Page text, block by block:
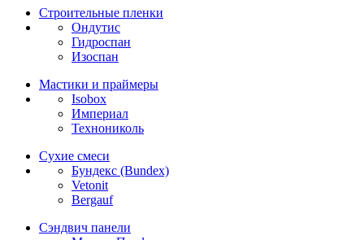
Строительные пленки
Ондутис
Гидроспан
Изоспан
Мастики и праймеры
Isobox
Империал
Технониколь
Сухие смеси
Бундекс (Bundex)
Vetonit
Bergauf
Сэндвич панели